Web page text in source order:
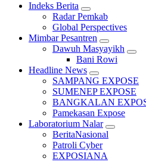
Indeks Berita
Radar Pemkab
Global Perspectives
Mimbar Pesantren
Dawuh Masyayikh
Bani Rowi
Headline News
SAMPANG EXPOSE
SUMENEP EXPOSE
BANGKALAN
Pamekasan Expose
Laboratorium Nalar
BeritaNasional
Patroli Cyber
EXPOSIANA